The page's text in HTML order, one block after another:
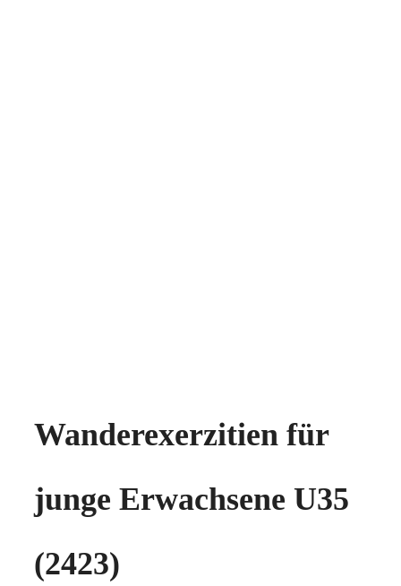
Wanderexerzitien für
junge Erwachsene U35
(2423)